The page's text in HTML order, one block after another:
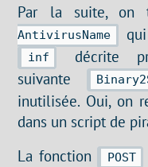
Par la suite, on
AntivirusName
inf
décrite
suivante
inutilisée. Oui, on
dans un script de
La fonction
POST